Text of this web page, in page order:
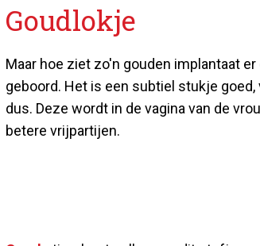
Goudlokje
Maar hoe ziet zo'n gouden implantaat
geboord. Het is een subtiel stukje
dus. Deze wordt in de vagina van de
betere vrijpartijen.